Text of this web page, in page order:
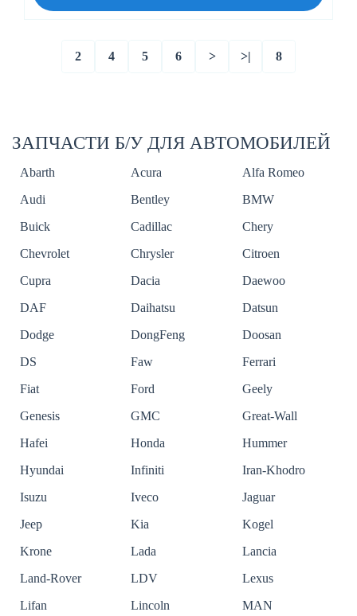
2 4 5 6 8
> >|
ЗАПЧАСТИ Б/У ДЛЯ АВТОМОБИЛЕЙ
Abarth Acura
Alfa Romeo
Audi
Bentley
BMW
Buick
Cadillac
Chery
Chevrolet
Chrysler
Citroen
Cupra
Dacia
Daewoo
DAF
Daihatsu
Datsun
Dodge
DongFeng
Doosan
DS
Faw
Ferrari
Fiat
Ford
Geely
Genesis
GMC
Great-Wall
Hafei
Honda
Hummer
Hyundai
Infiniti
Iran-Khodro
Isuzu
Iveco
Jaguar
Jeep
Kia
Kogel
Krone
Lada
Lancia
Land-Rover
LDV
Lexus
Lifan
Lincoln
MAN